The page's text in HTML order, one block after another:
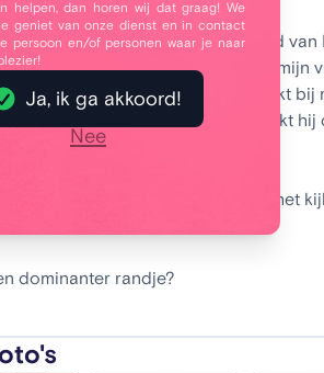
helpen, dan horen wij dat graag! We
geniet van onze dienst en in contact
persoon en/of personen waar je naar
Ja, ik ga akkoord!
Nee
kort namelijk een beetje de wereld van
heerlijk om beperkt te worden in mijn
Thuis heb ik dit kenbaar gemaakt
het samen geprobeerd, maar nu blijkt
niet handig en nu ben ik dus aan het
dominanter randje?